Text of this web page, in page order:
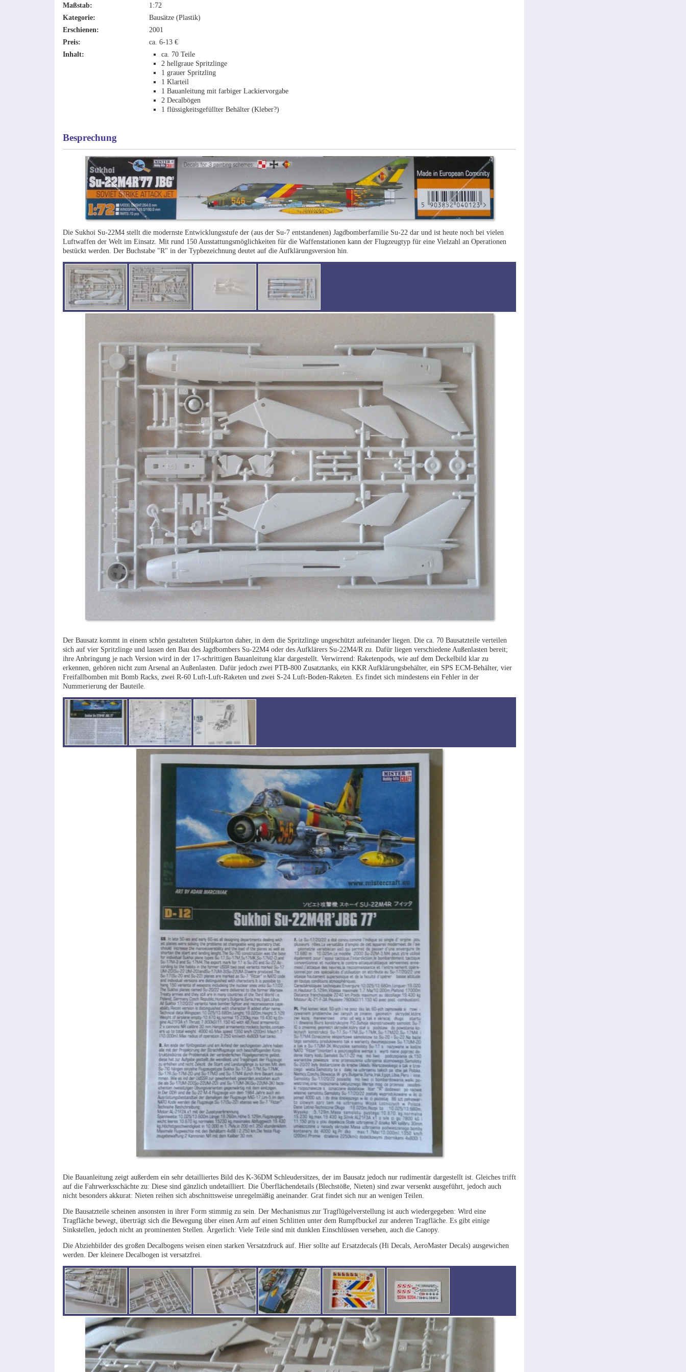
Maßstab:
1:72
Kategorie:
Bausätze (Plastik)
Erschienen:
2001
Preis:
ca. 6-13 €
Inhalt:
ca. 70 Teile
2 hellgraue Spritzlinge
1 grauer Spritzling
1 Klarteil
1 Bauanleitung mit farbiger Lackiervorgabe
2 Decalbögen
1 flüssigkeitsgefüllter Behälter (Kleber?)
Besprechung
Die Sukhoi Su-22M4 stellt die modernste Entwicklungsstufe der (aus der Su-7 entstandenen) Jagdbomberfamilie Su-22 dar und ist heute noch bei vielen
Luftwaffen der Welt im Einsatz. Mit rund 150 Ausstattungsmöglichkeiten für die Waffenstationen kann der Flugzeugtyp für eine Vielzahl an Operationen
bestückt werden. Der Buchstabe "R" in der Typbezeichnung deutet auf die Aufklärungsversion hin.
Der Bausatz kommt in einem schön gestalteten Stülpkarton daher, in dem die Spritzlinge ungeschützt aufeinander liegen. Die ca. 70 Bausatzteile verteilen
sich auf vier Spritzlinge und lassen den Bau des Jagdbombers Su-22M4 oder des Aufklärers Su-22M4/R zu. Dafür liegen verschiedene Außenlasten bereit;
ihre Anbringung je nach Version wird in der 17-schrittigen Bauanleitung klar dargestellt. Verwirrend: Raketenpods, wie auf dem Deckelbild klar zu
erkennen, gehören nicht zum Arsenal an Außenlasten. Dafür jedoch zwei PTB-800 Zusatztanks, ein KKR Aufklärungsbehälter, ein SPS ECM-Behälter, vier
Freifallbomben mit Bomb Racks, zwei R-60 Luft-Luft-Raketen und zwei S-24 Luft-Boden-Raketen. Es findet sich mindestens ein Fehler in der
Nummerierung der Bauteile.
Die Bauanleitung zeigt außerdem ein sehr detailliertes Bild des K-36DM Schleudersitzes, der im Bausatz jedoch nur rudimentär dargestellt ist. Gleiches trifft
auf die Fahrwerksschächte zu: Diese sind gänzlich undetailliert. Die Überflächendetails (Blechstöße, Nieten) sind zwar versenkt ausgeführt, jedoch auch
nicht besonders akkurat: Nieten reihen sich abschnittsweise unregelmäßig aneinander. Grat findet sich nur an wenigen Teilen.
Die Bausatzteile scheinen ansonsten in ihrer Form stimmig zu sein. Der Mechanismus zur Tragflügelverstellung ist auch wiedergegeben: Wird eine
Tragfläche bewegt, überträgt sich die Bewegung über einen Arm auf einen Schlitten unter dem Rumpfbuckel zur anderen Tragfläche. Es gibt einige
Sinkstellen, jedoch nicht an prominenten Stellen. Ärgerlich: Viele Teile sind mit dunklen Einschlüssen versehen, auch die Canopy.
Die Abziehbilder des großen Decalbogens weisen einen starken Versatzdruck auf. Hier sollte auf Ersatzdecals (Hi Decals, AeroMaster Decals) ausgewichen
werden. Der kleinere Decalbogen ist versatzfrei.